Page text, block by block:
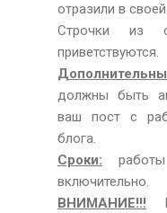
отразили в
Строчки из
приветствуются.
должны быть
ваш пост с
блога.
Сроки:
включительно.
ВНИМАНИЕ!!!